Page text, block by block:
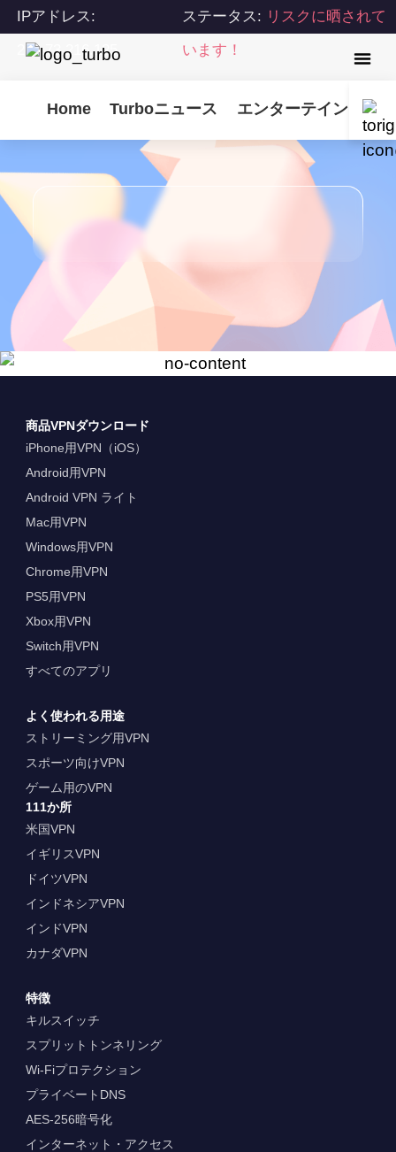
IPアドレス:
216.73.216.125
ステータス: リスクに晒されて
います！
Home Turboニュース エンターテインメント
商品VPNダウンロード
iPhone用VPN（iOS）
Android用VPN
Android VPN ライト
Mac用VPN
Windows用VPN
Chrome用VPN
PS5用VPN
Xbox用VPN
Switch用VPN
すべてのアプリ
よく使われる用途
ストリーミング用VPN
スポーツ向けVPN
ゲーム用のVPN
111か所
米国VPN
イギリスVPN
ドイツVPN
インドネシアVPN
インドVPN
カナダVPN
特徴
キルスイッチ
スプリットトンネリング
Wi-Fiプロテクション
プライベートDNS
AES-256暗号化
インターネット・アクセス